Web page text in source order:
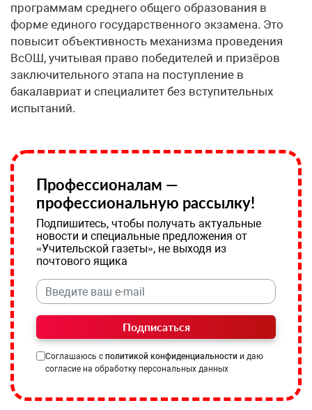
программам среднего общего образования в
форме единого государственного экзамена. Это
повысит объективность механизма проведения
ВсОШ, учитывая право победителей и призёров
заключительного этапа на поступление в
бакалавриат и специалитет без вступительных
испытаний.
Профессионалам —
профессиональную рассылку!
Подпишитесь, чтобы получать актуальные
новости и специальные предложения от
«Учительской газеты», не выходя из
почтового ящика
Подписаться
Соглашаюсь с политикой конфиденциальности и даю
согласие на обработку персональных данных